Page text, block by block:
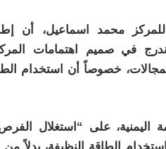
للمركز محمد اسماعيل، أن
في صميم اهتمامات
خصوصاً أن استخدام
على “استغلال الفرص